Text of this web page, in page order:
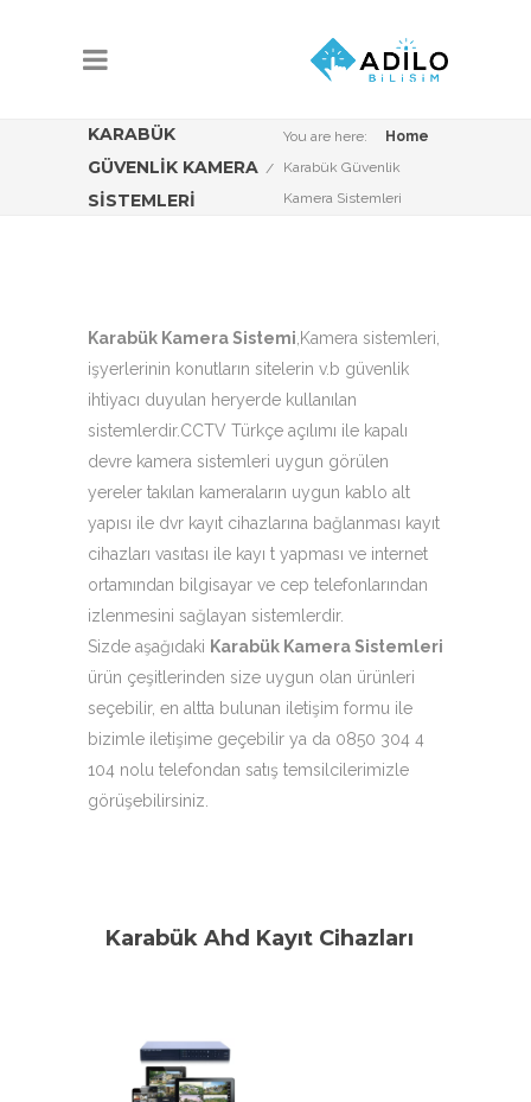
KARABÜK
GÜVENLIK KAMERA
SISTEMLERI
You are here:
Home
Karabük Güvenlik
Kamera Sistemleri
Karabük Kamera Sistemi ,Kamera sistemleri,
işyerlerinin konutların sitelerin v.b güvenlik
ihtiyacı duyulan heryerde kullanılan
sistemlerdir.CCTV Türkçe açılımı ile kapalı
devre kamera sistemleri uygun görülen
yereler takılan kameraların uygun kablo alt
yapısı ile dvr kayıt cihazlarına bağlanması kayıt
cihazları vasıtası ile kayı t yapması ve internet
ortamından bilgisayar ve cep telefonlarından
izlenmesini sağlayan sistemlerdir.
Sizde aşağıdaki Karabük Kamera Sistemleri
ürün çeşitlerinden size uygun olan ürünleri
seçebilir, en altta bulunan iletişim formu ile
bizimle iletişime geçebilir ya da 0850 304 4
104 nolu telefondan satış temsilcilerimizle
görüşebilirsiniz.
Karabük Ahd Kayıt Cihazları